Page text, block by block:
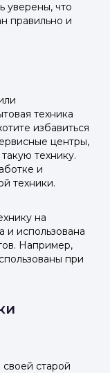
уверены, что
правильно и
техника
избавиться
центры,
технику.
и
техники.
на
и использована
Например,
при
старой